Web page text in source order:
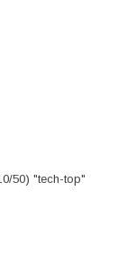
50) "tech-top"